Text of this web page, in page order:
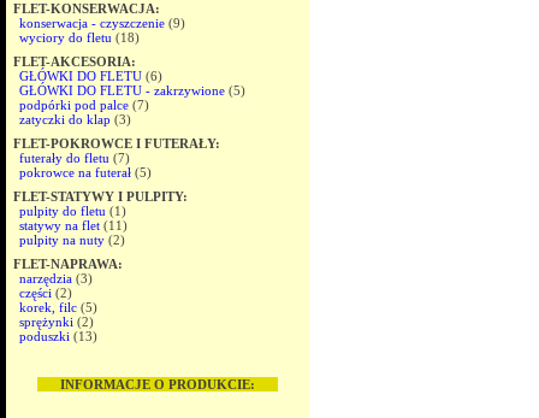
FLET-KONSERWACJA:
konserwacja - czyszczenie (9)
wyciory do fletu (18)
FLET-AKCESORIA:
GŁÓWKI DO FLETU (6)
GŁÓWKI DO FLETU - zakrzywione (5)
podpórki pod palce (7)
zatyczki do klap (3)
FLET-POKROWCE I FUTERAŁY:
futerały do fletu (7)
pokrowce na futerał (5)
FLET-STATYWY I PULPITY:
pulpity do fletu (1)
statywy na flet (11)
pulpity na nuty (2)
FLET-NAPRAWA:
narzędzia (3)
części (2)
korek, filc (5)
sprężynki (2)
poduszki (13)
INFORMACJE O PRODUKCIE: